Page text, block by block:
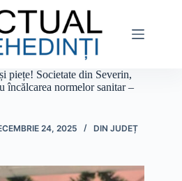
piețe! Societate din Severin,
încălcarea normelor sanitar –
24, 2025 DIN JUDEȚ